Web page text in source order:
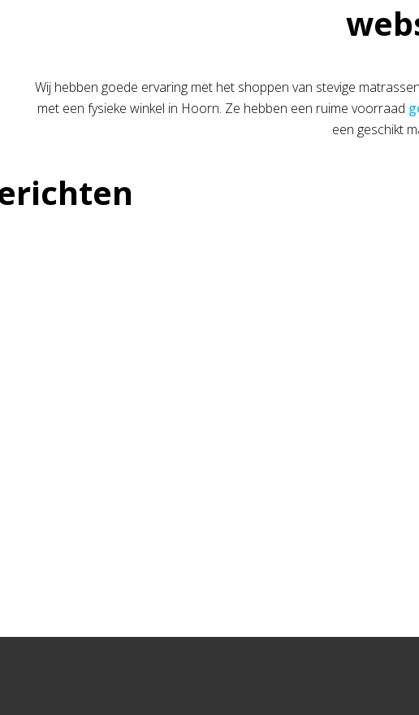
Wij hebben goede ervaring met het shoppen van stevige
met een fysieke winkel in Hoorn. Ze hebben een ruime voorraad
een geschikt